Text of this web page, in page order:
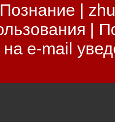
|
|
на e-mail